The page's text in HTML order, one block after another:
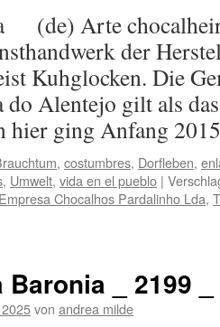
(de) Arte
der
Kuhglocken. Die
do Alentejo gilt als
hier ging Anfang
, costumbres, Dorfleben,
, Umwelt, vida en el pueblo |
Empresa Chocalhos Pardalinho Lda,
Baronia _ 2199
von andrea milde